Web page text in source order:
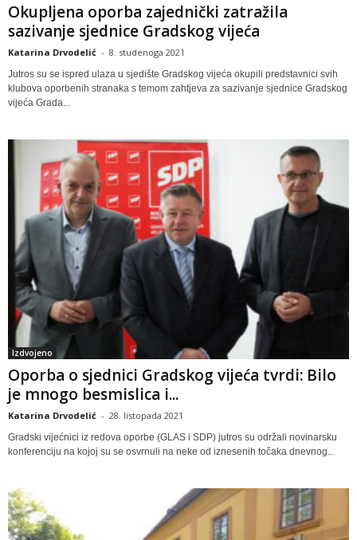
Okupljena oporba zajednički zatražila
sazivanje sjednice Gradskog vijeća
Katarina Drvodelić - 8. studenoga 2021
Jutros su se ispred ulaza u sjedište Gradskog vijeća okupili predstavnici svih
klubova oporbenih stranaka s temom zahtjeva za sazivanje sjednice Gradskog
vijeća Grada...
Izdvojeno
Oporba o sjednici Gradskog vijeća tvrdi: Bilo
je mnogo besmislica i...
Katarina Drvodelić - 28. listopada 2021
Gradski vijećnici iz redova oporbe (GLAS i SDP) jutros su održali novinarsku
konferenciju na kojoj su se osvrnuli na neke od iznesenih točaka dnevnog...